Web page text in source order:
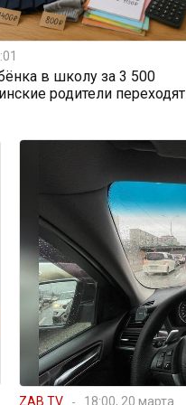
в школу за 3 500
родители переходят
ZAB.TV 18:00, 20 марта